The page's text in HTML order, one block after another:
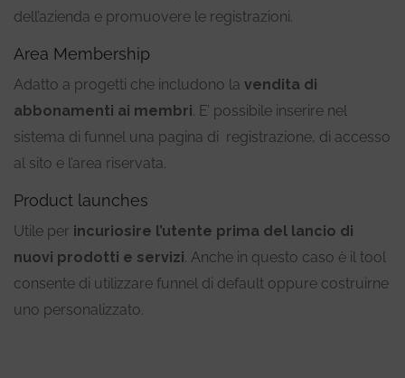
dell’azienda e promuovere le registrazioni.
Area Membership
Adatto a progetti che includono la vendita di
abbonamenti ai membri. E’ possibile inserire nel
sistema di funnel una pagina di registrazione, di accesso
al sito e l’area riservata.
Product launches
Utile per incuriosire l’utente prima del lancio di
nuovi prodotti e servizi. Anche in questo caso è il tool
consente di utilizzare funnel di default oppure costruirne
uno personalizzato.